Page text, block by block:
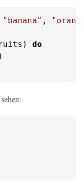
"banana" ,
do